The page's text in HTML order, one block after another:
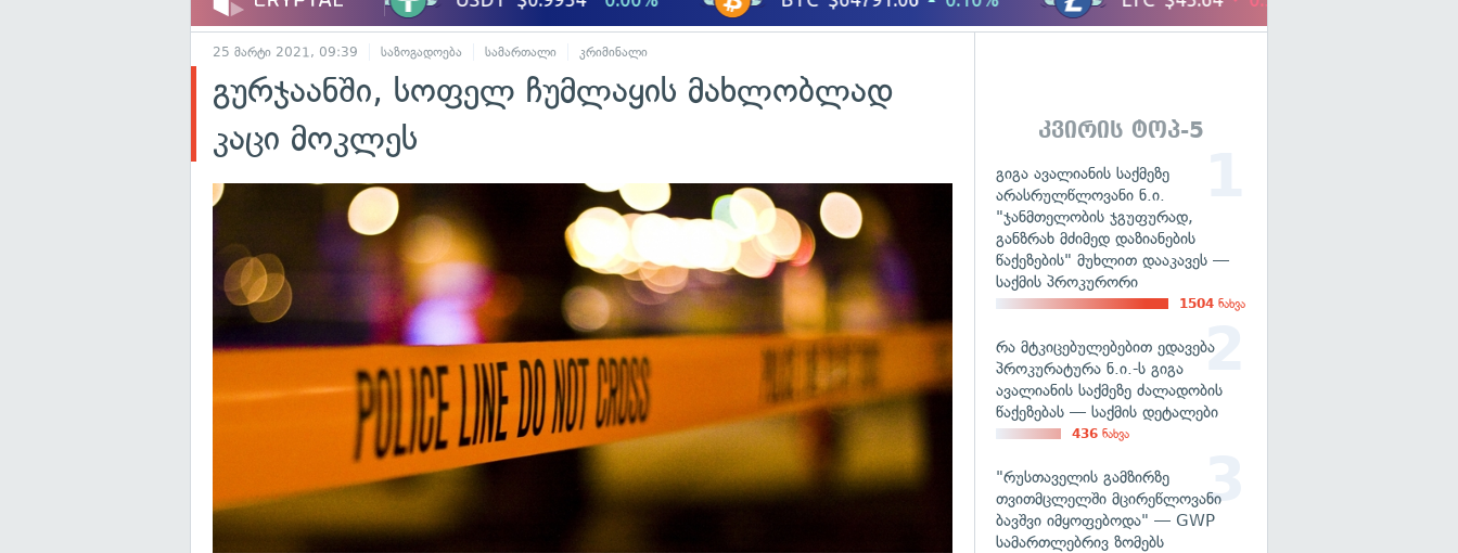
25 მარტი 2021, 09:39 საზოგადოება სამართალი კრიმინალი
გურჯაანში, სოფელ ჩუმლაყის მახლობლად
კაცი მოკლეს
კვირის ტოპ-5
გიგა ავალიანის საქმეზე
არასრულწლოვანი ნ.ი.
"ჯანმთელობის ჯგუფურად,
განზრახ მძიმედ დაზიანების
წაქეზების" მუხლით დააკავეს —
საქმის პროკურორი
1504 ნახვა
რა მტკიცებულებებით ედავება
პროკურატურა ნ.ი.-ს გიგა
ავალიანის საქმეზე ძალადობის
წაქეზებას — საქმის დეტალები
436 ნახვა
"რუსთაველის გამზირზე
თვითმცლელში მცირეწლოვანი
ბავშვი იმყოფებოდა" — GWP
სამართლებრივ ზომებს